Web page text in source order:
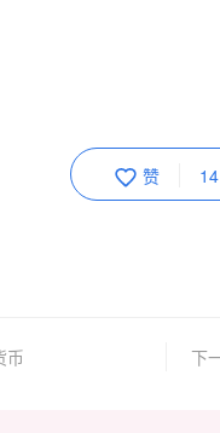
赞 14
币